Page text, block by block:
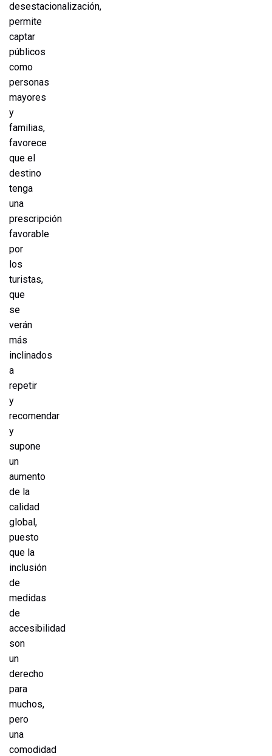
desestacionalización,
permite
captar
públicos
como
personas
mayores
y
familias,
favorece
que el
destino
tenga
una
prescripción
favorable
por
los
turistas,
que
se
verán
más
inclinados
a
repetir
y
recomendar
y
supone
un
aumento
de la
calidad
global,
puesto
que la
inclusión
de
medidas
de
accesibilidad
son
un
derecho
para
muchos,
pero
una
comodidad